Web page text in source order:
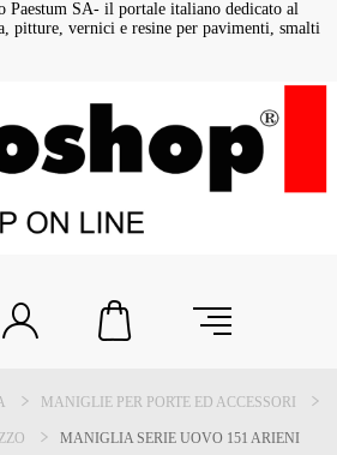
Paestum SA- il portale italiano dedicato al
pitture, vernici e resine per pavimenti, smalti
MANIGLIE PER PORTE ED ACCESSORI
MANIGLIA SERIE UOVO 151 ARIENI